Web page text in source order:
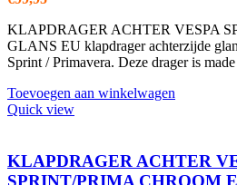
KLAPDRAGER ACHTER VESPA
GLANS EU klapdrager achterzijde
Sprint / Primavera. Deze drager is made
Toevoegen aan winkelwagen
Quick view
KLAPDRAGER ACHTER
SPRINT/PRIMA CHROOM